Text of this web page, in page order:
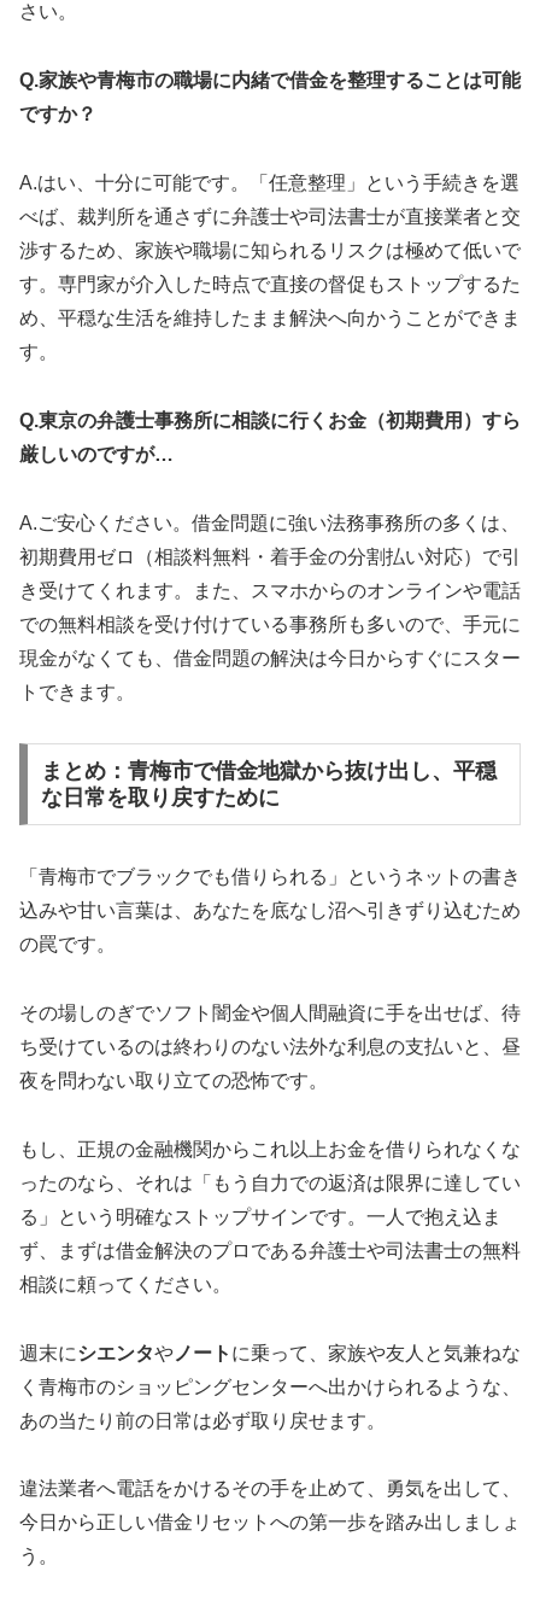
さい。
Q.家族や青梅市の職場に内緒で借金を整理することは可能
ですか？
A.はい、十分に可能です。「任意整理」という手続きを選
べば、裁判所を通さずに弁護士や司法書士が直接業者と交
渉するため、家族や職場に知られるリスクは極めて低いで
す。専門家が介入した時点で直接の督促もストップするた
め、平穏な生活を維持したまま解決へ向かうことができま
す。
Q.東京の弁護士事務所に相談に行くお金（初期費用）すら
厳しいのですが…
A.ご安心ください。借金問題に強い法務事務所の多くは、
初期費用ゼロ（相談料無料・着手金の分割払い対応）で引
き受けてくれます。また、スマホからのオンラインや電話
での無料相談を受け付けている事務所も多いので、手元に
現金がなくても、借金問題の解決は今日からすぐにスター
トできます。
まとめ：青梅市で借金地獄から抜け出し、平穏
な日常を取り戻すために
「青梅市でブラックでも借りられる」というネットの書き
込みや甘い言葉は、あなたを底なし沼へ引きずり込むため
の罠です。
その場しのぎでソフト闇金や個人間融資に手を出せば、待
ち受けているのは終わりのない法外な利息の支払いと、昼
夜を問わない取り立ての恐怖です。
もし、正規の金融機関からこれ以上お金を借りられなくな
ったのなら、それは「もう自力での返済は限界に達してい
る」という明確なストップサインです。一人で抱え込ま
ず、まずは借金解決のプロである弁護士や司法書士の無料
相談に頼ってください。
週末にシエンタや ノート に乗って、家族や友人と気兼ねな
く青梅市のショッピングセンターへ出かけられるような、
あの当たり前の日常は必ず取り戻せます。
違法業者へ電話をかけるその手を止めて、勇気を出して、
今日から正しい借金リセットへの第一歩を踏み出しましょ
う。